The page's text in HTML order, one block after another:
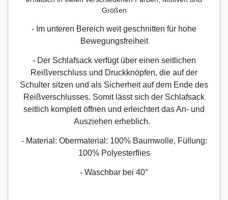
Größen
- Im unteren Bereich weit geschnitten für hohe
Bewegungsfreiheit
- Der Schlafsack verfügt über einen seitlichen
Reißverschluss und Druckknöpfen, die auf der
Schulter sitzen und als Sicherheit auf dem Ende des
Reißverschlusses. Somit lässt sich der Schlafsack
seitlich komplett öffnen und erleichtert das An- und
Ausziehen erheblich.
- Material: Obermaterial: 100% Baumwolle, Füllung:
100% Polyesterflies
- Waschbar bei 40°